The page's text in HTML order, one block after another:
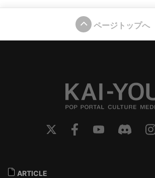
ページトップへ
ARTICLE